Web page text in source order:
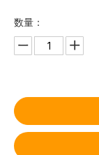
数量：